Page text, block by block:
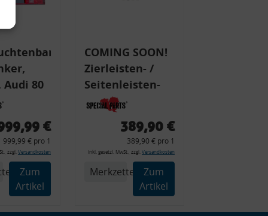
Audi 80
89,
+
€
999,99 € pro 1
zzgl. Versandkosten
Zum
Artikel
COMING SOON!
Zierleisten- /
Seitenleisten-
Set, Audi 80
Cabrio, Coupe,
Zierleiste, 2x
Kappe, Clipse,
Montagewerkzeug)
389,90 €
389,90 € pro 1
inkl. gesetzl. MwSt., zzgl. Versandkosten
Merkzettel
Zum
Artikel